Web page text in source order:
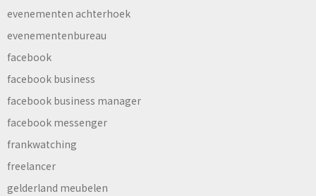
evenementen achterhoek
evenementenbureau
facebook
facebook business
facebook business manager
facebook messenger
frankwatching
freelancer
gelderland meubelen